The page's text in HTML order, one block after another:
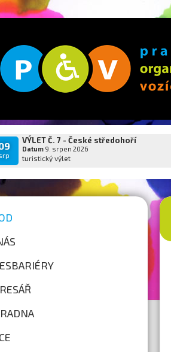
VÝLET Č. 7 - České středohoří
Datum9. srpen 2026
turistický výlet